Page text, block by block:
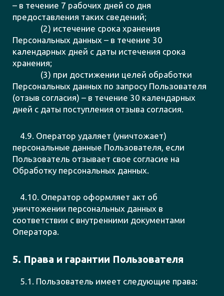
– в течение 7 рабочих дней со дня
предоставления таких сведений;
(2) истечение срока хранения
Персональных данных – в течение 30
календарных дней с даты истечения срока
хранения;
(3) при достижении целей обработки
Персональных данных по запросу Пользователя
(отзыв согласия) – в течение 30 календарных
дней с даты поступления отзыва согласия.
4.9. Оператор удаляет (уничтожает)
персональные данные Пользователя, если
Пользователь отзывает свое согласие на
Обработку персональных данных.
4.10. Оператор оформляет акт об
уничтожении персональных данных в
соответствии с внутренними документами
Оператора.
5. Права и гарантии Пользователя
5.1. Пользователь имеет следующие права: